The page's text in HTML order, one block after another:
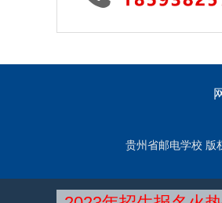
贵州省邮电学校 版